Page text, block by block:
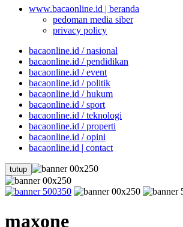
www.bacaonline.id | beranda
pedoman media siber
privacy policy
bacaonline.id / nasional
bacaonline.id / pendidikan
bacaonline.id / event
bacaonline.id / politik
bacaonline.id / hukum
bacaonline.id / sport
bacaonline.id / teknologi
bacaonline.id / properti
bacaonline.id / opini
bacaonline.id | contact
tutup
maxone